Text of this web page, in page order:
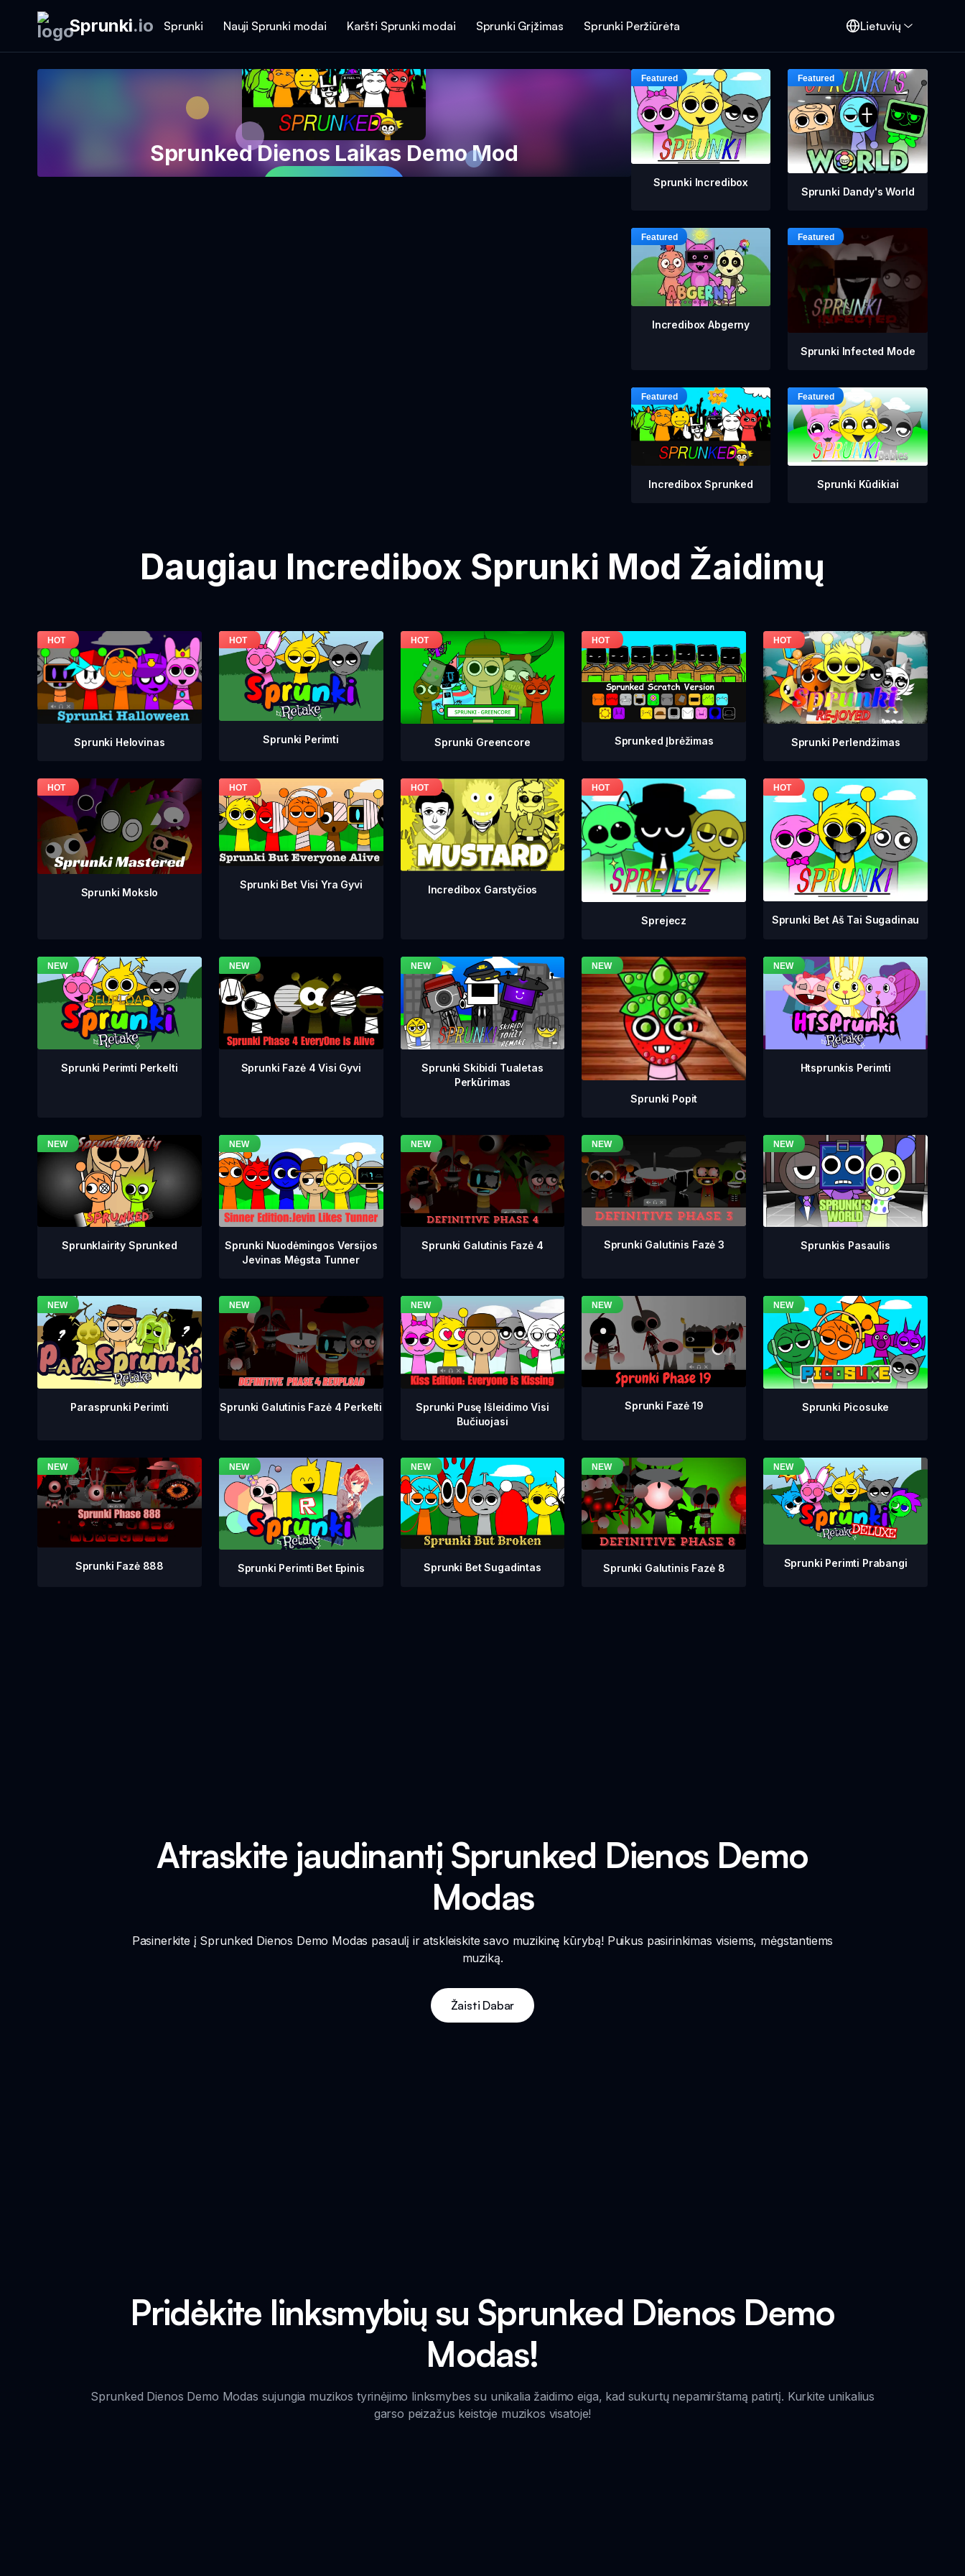
Sprunki.io Sprunki Nauji Sprunki modai Karšti Sprunki modai Sprunki Grįžimas Sprunki Peržiūrėta Lietuvių
Sprunked Dienos Laikas Demo Mod
Sprunki Incredibox
Sprunki Dandy's World
Incredibox Abgerny
Sprunki Infected Mode
Incredibox Sprunked Sprunki Kūdikiai
Daugiau Incredibox Sprunki Mod Žaidimų
Sprunki Helovinas Sprunki Perimti Sprunki Greencore Sprunked Įbrėžimas Sprunki Perlendžimas
Sprunki Mokslo
Sprunki Bet Visi Yra Gyvi Incredibox Garstyčios
Sprejecz Sprunki Bet Aš Tai Sugadinau
Sprunki Perimti Perkelti Sprunki Fazė 4 Visi Gyvi
Sprunki Skibidi Tualetas
Perkūrimas
Sprunki Popit
Htsprunkis Perimti
Sprunklairity Sprunked
Sprunki Nuodėmingos Versijos
Jevinas Mėgsta Tunner
Sprunki Galutinis Fazė 4 Sprunki Galutinis Fazė 3 Sprunkis Pasaulis
Parasprunki Perimti Sprunki Galutinis Fazė 4 Perkelti
Sprunki Pusę Išleidimo Visi
Bučiuojasi
Sprunki Fazė 19 Sprunki Picosuke
Sprunki Fazė 888 Sprunki Perimti Bet Epinis Sprunki Bet Sugadintas Sprunki Galutinis Fazė 8 Sprunki Perimti Prabangi
Atraskite jaudinantį Sprunked Dienos Demo
Modas
Pasinerkite į Sprunked Dienos Demo Modas pasaulį ir atskleiskite savo muzikinę kūrybą! Puikus pasirinkimas visiems, mėgstantiems
muziką.
Žaisti Dabar
Pridėkite linksmybių su Sprunked Dienos Demo
Modas!
Sprunked Dienos Demo Modas sujungia muzikos tyrinėjimo linksmybes su unikalia žaidimo eiga, kad sukurtų nepamirštamą patirtį. Kurkite unikalius
garso peizažus keistoje muzikos visatoje!